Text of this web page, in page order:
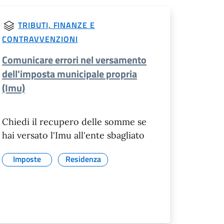
TRIBUTI, FINANZE E
CONTRAVVENZIONI
Comunicare errori nel versamento
dell'imposta municipale propria
(Imu)
Chiedi il recupero delle somme se
hai versato l'Imu all'ente sbagliato
Imposte Residenza